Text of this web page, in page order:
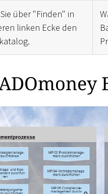
über "Finden" in
linken Ecke den